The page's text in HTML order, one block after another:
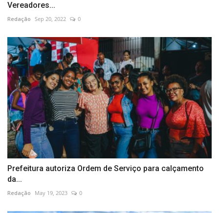
Vereadores...
Redação Sep 20, 2022 0
Prefeitura autoriza Ordem de Serviço para calçamento
da...
Redação May 19, 2023 0